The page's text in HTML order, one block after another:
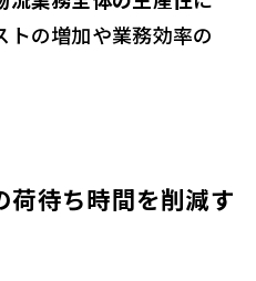
の増加や業務効率の
荷待ち時間を削減す